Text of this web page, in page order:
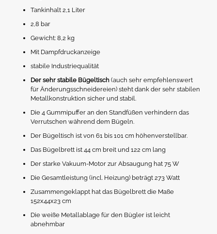
Tankinhalt 2,1 Liter
2,8 bar
Gewicht: 8,2 kg
Mit Dampfdruckanzeige
stabile Industriequalität
Der sehr stabile Bügeltisch (auch sehr empfehlenswert
für Änderungsschneidereien) steht dank der sehr stabilen
Metallkonstruktion sicher und stabil.
Die 4 Gummipuffer an den Standfüßen verhindern das
Verrutschen während dem Bügeln.
Der Bügeltisch ist von 61 bis 101 cm höhenverstellbar.
Das Bügelbrett ist 44 cm breit und 122 cm lang
Der starke Vakuum-Motor zur Absaugung hat 75 W
Die Gesamtleistung (incl. Heizung) beträgt 273 Watt
Zusammengeklappt hat das Bügelbrett die Maße
152x44x23 cm
Die weiße Metallablage für den Bügler ist leicht
abnehmbar